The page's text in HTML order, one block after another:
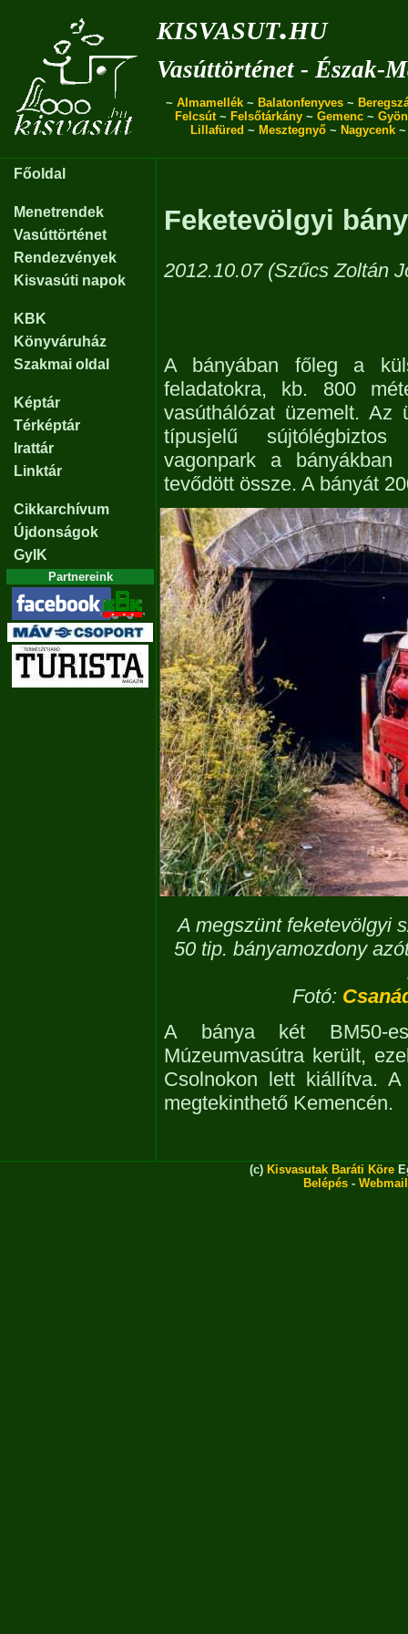
kisvasut.hu
Vasúttörténet - Észak-
~ Almamellék ~ Balatonfenyves ~
Felcsút~ Felsőtárkány ~ Gemenc ~
Lillafüred ~ Mesztegnyő~ Nagycenk
Főoldal
Menetrendek
Vasúttörténet
Rendezvények
Kisvasúti napok
KBK
Könyváruház
Szakmai oldal
Képtár
Térképtár
Irattár
Linktár
Cikkarchívum
Újdonságok
GyIK
Partnereink
Feketevölgyi
2012.10.07 (Szűcs Zoltán
A bányában főleg a
feladatokra, kb. 800
vasúthálózat üzemelt. Az
típusjelű
vagonpark a bányákban
tevődött össze. A bányát
A megszünt feketevölgyi
50 tip. bányamozdony
Fotó:
A bánya két BM50-
Múzeumvasútra került,
Csolnokon lett kiállítva.
megtekinthető Kemencén.
(c) Kisvasutak Baráti Köre
Belépés - Webmail